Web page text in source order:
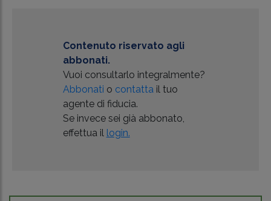
Contenuto riservato agli
abbonati.
Vuoi consultarlo integralmente?
Abbonati o contatta il tuo
agente di fiducia.
Se invece sei già abbonato,
effettua il login.